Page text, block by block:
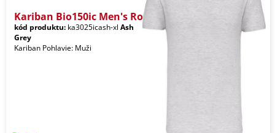
Kariban Bio150ic Men's Ro
kód produktu: ka3025icash-xl Ash
Grey
Kariban Pohlavie: Muži